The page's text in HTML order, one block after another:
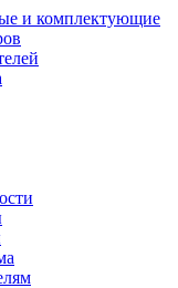
и комплектующие